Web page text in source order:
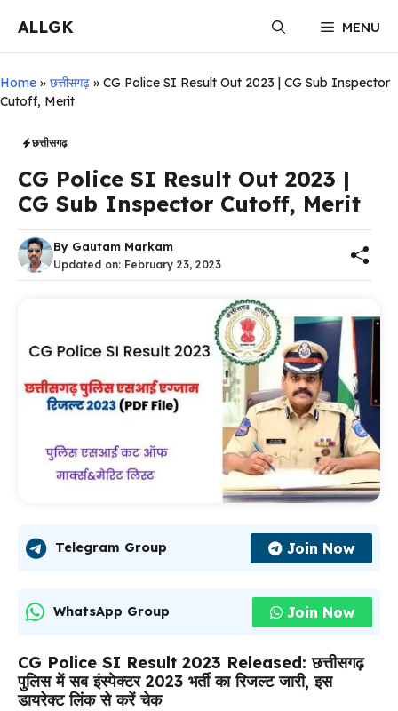
content
ALLGK MENU
Home » छत्तीसगढ़ » CG Police SI Result Out 2023 | CG Sub Inspector
Cutoff, Merit
छत्तीसगढ़
CG Police SI Result Out 2023 |
CG Sub Inspector Cutoff, Merit
By Gautam Markam
Updated on: February 23, 2023
Telegram Group Join Now
WhatsApp Group Join Now
CG Police SI Result 2023 Released: छत्तीसगढ़
पुलिस में सब इंस्पेक्टर 2023 भर्ती का रिजल्ट जारी, इस
डायरेक्ट लिंक से करें चेक